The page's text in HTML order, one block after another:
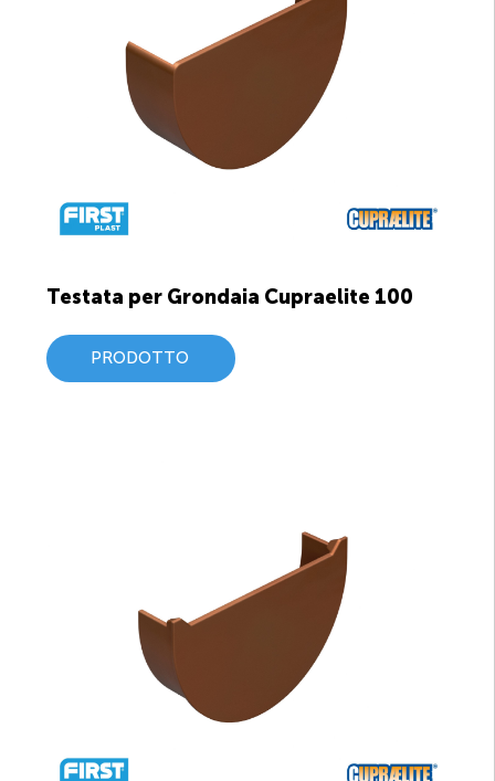
Testata per Grondaia Cupraelite 100
PRODOTTO